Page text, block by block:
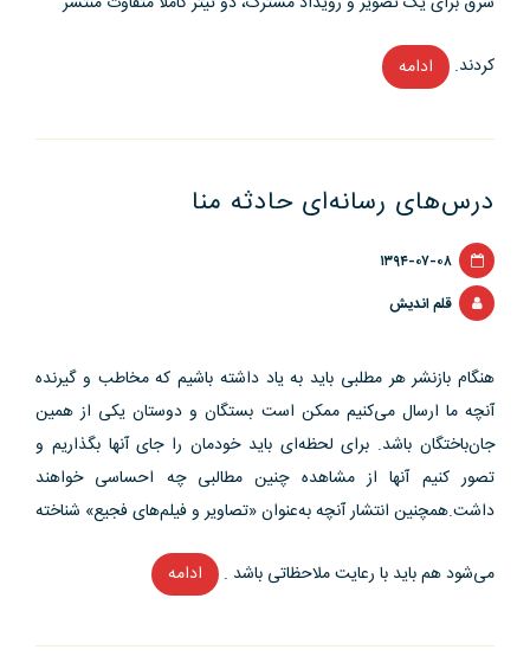
کردند. ادامه “آژیر
که
شنوید،
تهاجم
رسانه
واقعیت
است!”
درس‌های رسانه‌ای حادثه منا
۱۳۹۴-۰۷-۰۸
قلم اندیش
هنگام بازنشر هر مطلبی باید به یاد داشته باشیم که مخاطب و گیرنده
آنچه ما ارسال می‌کنیم ممکن است بستگان و دوستان یکی از همین
جان‌باختگان باشد. برای لحظه‌ای باید خودمان را جای آنها بگذاریم و
تصور کنیم آنها از مشاهده چنین مطالبی چه احساسی خواهند
داشت.همچنین انتشار آنچه به‌عنوان «تصاویر و فیلم‌های فجیع» شناخته
می‌شود هم باید با رعایت ملاحظاتی باشد . ادامه “درس‌های
حادثه